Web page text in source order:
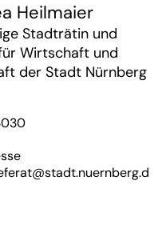
Heilmaier
Stadträtin und
Wirtschaft und
der Stadt Nürnberg